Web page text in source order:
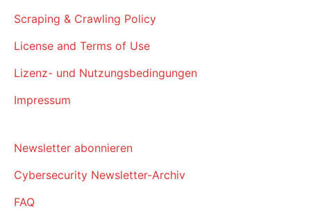
Scraping & Crawling Policy
License and Terms of Use
Lizenz- und Nutzungsbedingungen
Impressum
Newsletter abonnieren
Cybersecurity Newsletter-Archiv
FAQ